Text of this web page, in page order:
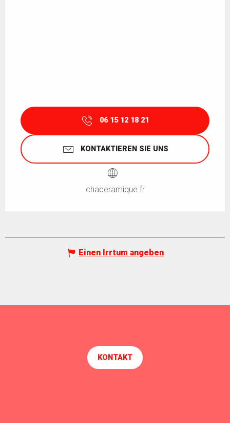
06 15 12 18 21
KONTAKTIEREN SIE UNS
chaceramique.fr
Einen Irrtum angeben
KONTAKT